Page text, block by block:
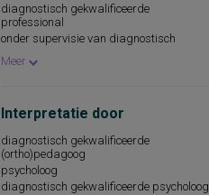
diagnostisch gekwalificeerde
professional
onder supervisie van diagnostisch
Meer
Interpretatie door
diagnostisch gekwalificeerde
(ortho)pedagoog
psycholoog
diagnostisch gekwalificeerde psycholoog